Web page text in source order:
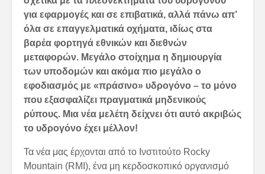
για εφαρμογές και σε επιβατικά, αλλά πάνω απ’
όλα σε επαγγελματικά οχήματα, ιδίως στα
βαρέα φορτηγά εθνικών και διεθνών
μεταφορών. Μεγάλο στοίχημα η δημιουργία
των υποδομών και ακόμα πιο μεγάλο ο
εφοδιασμός με «πράσινο» υδρογόνο – το μόνο
που εξασφαλίζει πραγματικά μηδενικούς
ρύπους. Μια νέα μελέτη δείχνει ότι αυτό ακριβώς
το υδρογόνο έχει μέλλον!
Τα νέα μας έρχονται από το Ινστιτούτο Rocky
Mountain (RMI), ένα μη κερδοσκοπικό οργανισμό